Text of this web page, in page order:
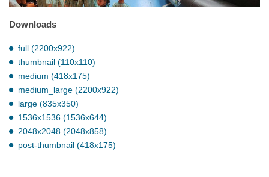
Downloads
full (2200x922)
thumbnail (110x110)
medium (418x175)
medium_large (2200x922)
large (835x350)
1536x1536 (1536x644)
2048x2048 (2048x858)
post-thumbnail (418x175)